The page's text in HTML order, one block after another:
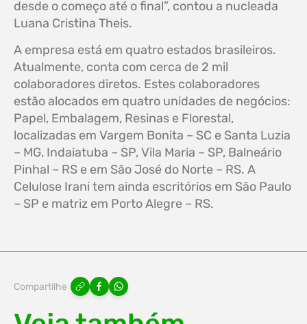
desde o começo até o final”, contou a nucleada
Luana Cristina Theis.
A empresa está em quatro estados brasileiros.
Atualmente, conta com cerca de 2 mil
colaboradores diretos. Estes colaboradores
estão alocados em quatro unidades de negócios:
Papel, Embalagem, Resinas e Florestal,
localizadas em Vargem Bonita – SC e Santa Luzia
– MG, Indaiatuba – SP, Vila Maria – SP, Balneário
Pinhal – RS e em São José do Norte – RS. A
Celulose Irani tem ainda escritórios em São Paulo
– SP e matriz em Porto Alegre – RS.
Compartilhe